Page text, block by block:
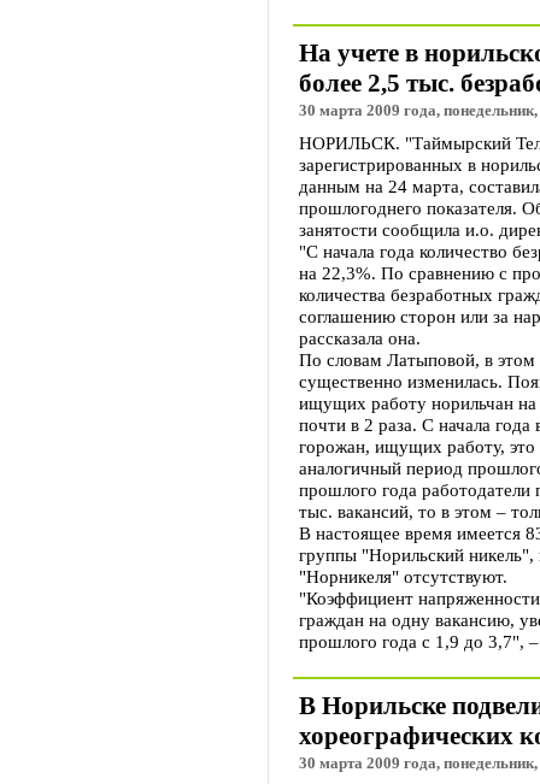
На учете в
более 2,5 тыс.
30 марта 2009 года,
НОРИЛЬСК. "Таймырский
зарегистрированных в
данным на 24 марта,
прошлогоднего показателя.
занятости сообщила и.о.
"С начала года количество
на 22,3%. По сравнению с
количества безработных
соглашению сторон или за
рассказала она.
По словам Латыповой, в этом
существенно изменилась.
ищущих работу норильчан на
почти в 2 раза. С начала
горожан, ищущих работу,
аналогичный период
прошлого года работодатели
тыс. вакансий, то в этом –
В настоящее время имеется
группы "Норильский никель",
"Норникеля" отсутствуют.
"Коэффициент
граждан на одну вакансию,
прошлого года с 1,9 до 3,7",
В Норильске
хореографических
30 марта 2009 года,